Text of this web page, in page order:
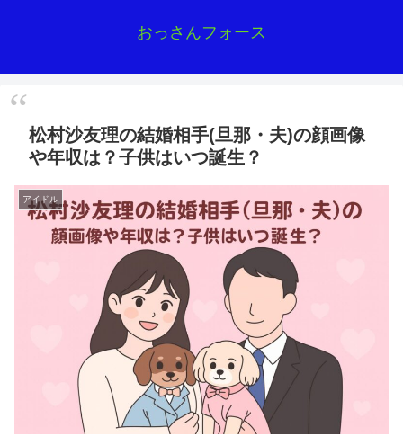
おっさんフォース
松村沙友理の結婚相手(旦那・夫)の顔画像
や年収は？子供はいつ誕生？
アイドル